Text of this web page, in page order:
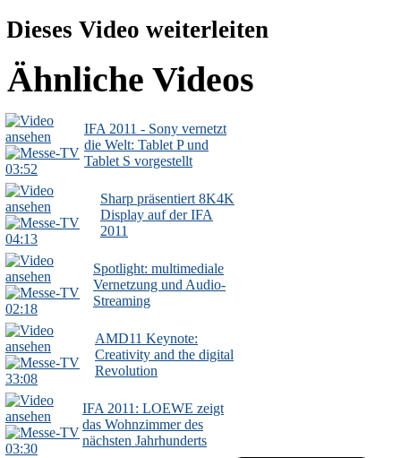
Dieses Video weiterleiten
Ähnliche Videos
03:52
IFA 2011 - Sony vernetzt
die Welt: Tablet P und
Tablet S vorgestellt
04:13
Sharp präsentiert 8K4K
Display auf der IFA
2011
02:18
Spotlight: multimediale
Vernetzung und Audio-
Streaming
33:08
AMD11 Keynote:
Creativity and the digital
Revolution
03:30
IFA 2011: LOEWE zeigt
das Wohnzimmer des
nächsten Jahrhunderts